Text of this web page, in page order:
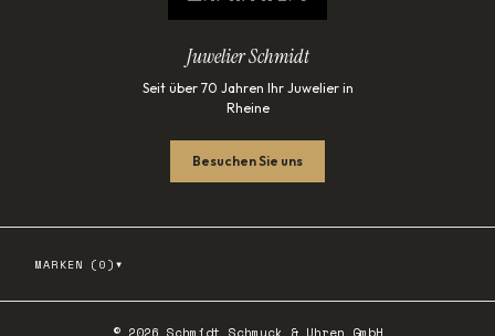
Juwelier Schmidt
Seit über 70 Jahren Ihr Juwelier in
Rheine
Besuchen Sie uns
MARKEN ( 0 ) ▾